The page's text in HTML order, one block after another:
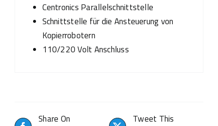
Centronics Parallelschnittstelle
Schnittstelle für die Ansteuerung von
Kopierrobotern
110/220 Volt Anschluss
Share On
Tweet This